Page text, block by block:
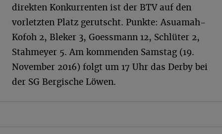
direkten Konkurrenten ist der BTV auf den
vorletzten Platz gerutscht. Punkte: Asuamah-
Kofoh 2, Bleker 3, Goessmann 12, Schlüter 2,
Stahmeyer 5. Am kommenden Samstag (19.
November 2016) folgt um 17 Uhr das Derby bei
der SG Bergische Löwen.